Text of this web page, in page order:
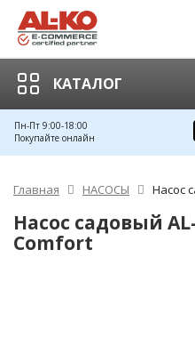
КАТАЛОГ
Пн-Пт 9:00-18:00
Покупайте онлайн
Главная НАСОСЫ Насос
Насос садовый
Comfort